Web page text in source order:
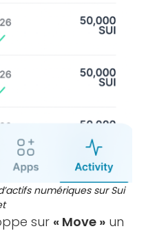
numériques sur Sui
sur « Move » un